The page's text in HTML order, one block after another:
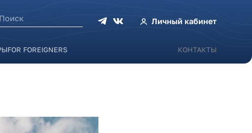
Личный кабинет
поиска
FOR FOREIGNERS КОНТАКТЫ